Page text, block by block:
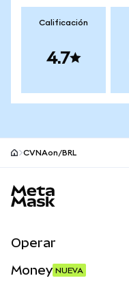
Calificación
4.7
CVNAon/BRL
Operar
Money NUEVA